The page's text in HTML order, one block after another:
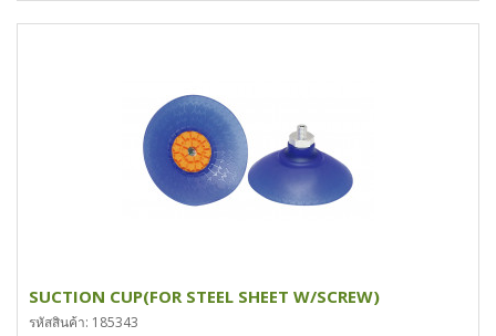
SUCTION CUP(FOR STEEL SHEET W/SCREW)
รหัสสินค้า: 185343